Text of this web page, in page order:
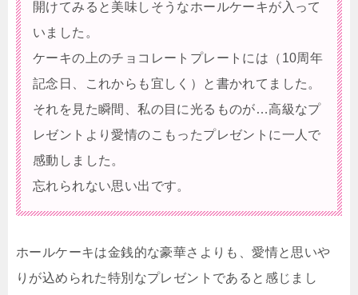
開けてみると美味しそうなホールケーキが入って
いました。
ケーキの上のチョコレートプレートには（10周年
記念日、これからも宜しく）と書かれてました。
それを見た瞬間、私の目に光るものが…高級なプ
レゼントより愛情のこもったプレゼントに一人で
感動しました。
忘れられない思い出です。
ホールケーキは金銭的な豪華さよりも、愛情と思いや
りが込められた特別なプレゼントであると感じまし